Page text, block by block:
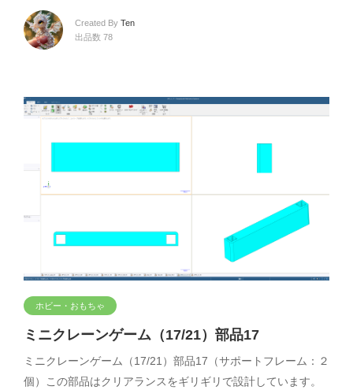
Created By Ten
出品数 78
ホビー・おもちゃ
ミニクレーンゲーム（17/21）部品17
ミニクレーンゲーム（17/21）部品17（サポートフレーム：２
個）この部品はクリアランスをギリギリで設計しています。